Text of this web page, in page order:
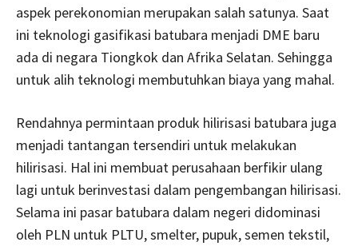
aspek perekonomian merupakan salah satunya. Saat
ini teknologi gasifikasi batubara menjadi DME baru
ada di negara Tiongkok dan Afrika Selatan. Sehingga
untuk alih teknologi membutuhkan biaya yang mahal.
Rendahnya permintaan produk hilirisasi batubara juga
menjadi tantangan tersendiri untuk melakukan
hilirisasi. Hal ini membuat perusahaan berfikir ulang
lagi untuk berinvestasi dalam pengembangan hilirisasi.
Selama ini pasar batubara dalam negeri didominasi
oleh PLN untuk PLTU, smelter, pupuk, semen tekstil,